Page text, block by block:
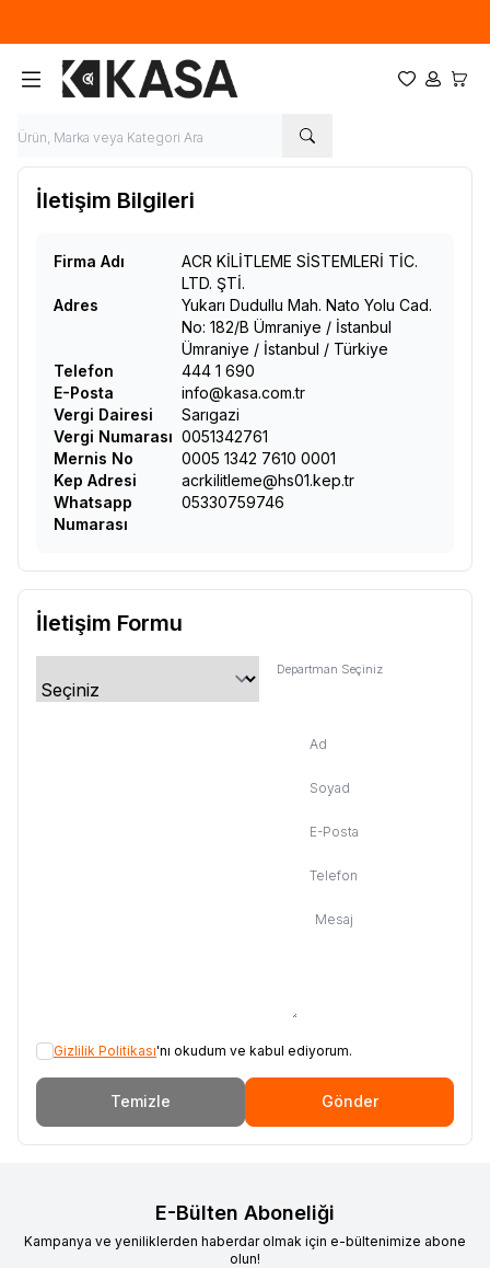
Favorilerim
Hesabım
İletişim Bilgileri
Firma Adı
ACR KİLİTLEME SİSTEMLERİ TİC.
LTD. ŞTİ.
Adres
Yukarı Dudullu Mah. Nato Yolu Cad.
No: 182/B Ümraniye / İstanbul
Ümraniye / İstanbul / Türkiye
Telefon
444 1 690
E-Posta
info@kasa.com.tr
Vergi Dairesi
Sarıgazi
Vergi Numarası 0051342761
Mernis No
0005 1342 7610 0001
Kep Adresi
acrkilitleme@hs01.kep.tr
Whatsapp
Numarası
05330759746
İletişim Formu
Departman Seçiniz
Ad
Soyad
E-Posta
Telefon
Mesaj
Gizlilik Politikası'nı okudum ve kabul ediyorum.
Temizle Gönder
E-Bülten Aboneliği
Kampanya ve yeniliklerden haberdar olmak için e-bültenimize abone
olun!